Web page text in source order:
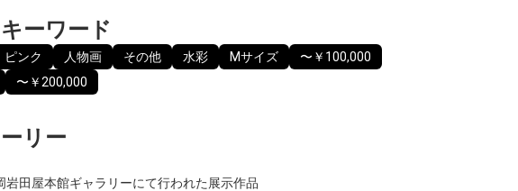
ーワード
ピンク 人物画 その他 水彩 Mサイズ
〜￥100,000
〜￥200,000
リー
岩田屋本館ギャラリーにて行われた展示作品